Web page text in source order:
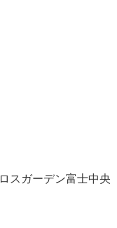
ガーデン富士中央